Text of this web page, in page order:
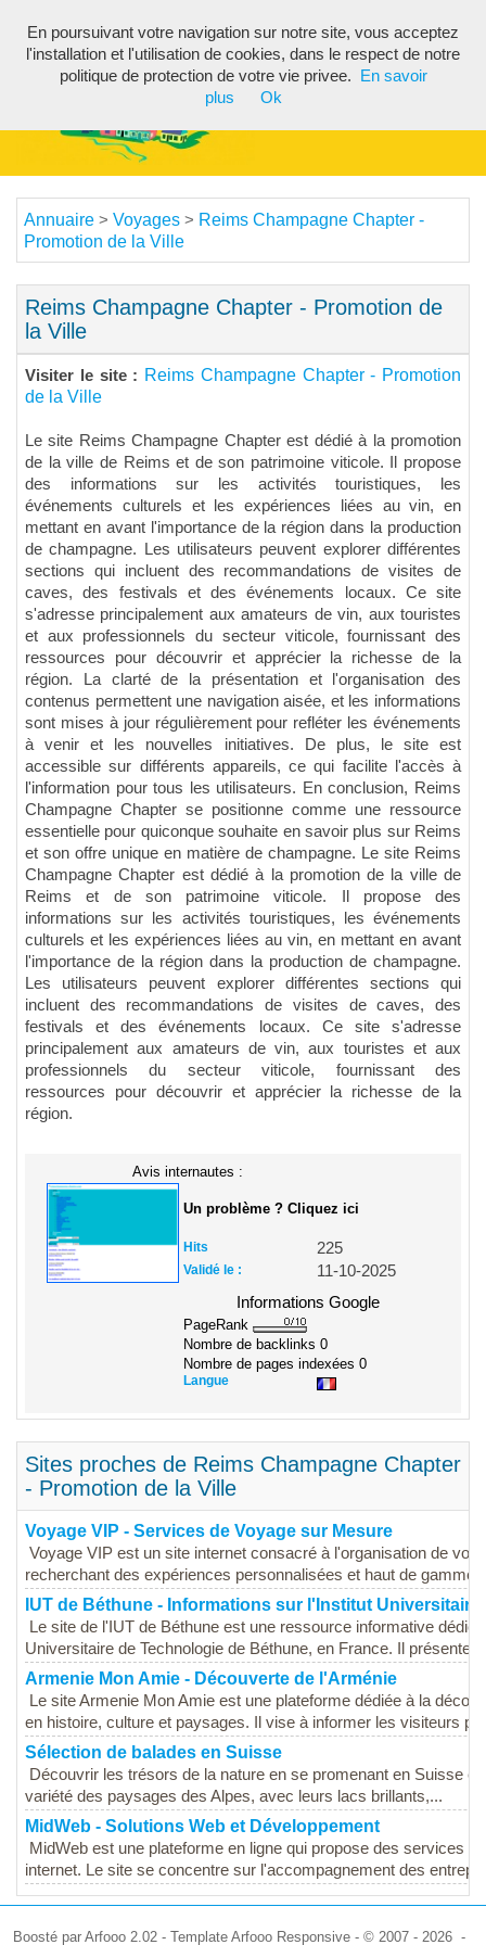
Annuaire > Voyages > Reims Champagne Chapter -
Promotion de la Ville
Reims Champagne Chapter - Promotion de
la Ville
Visiter le site : Reims Champagne Chapter - Promotion
de la Ville
Le site Reims Champagne Chapter est dédié à la promotion
de la ville de Reims et de son patrimoine viticole. Il propose
des informations sur les activités touristiques, les
événements culturels et les expériences liées au vin, en
mettant en avant l'importance de la région dans la production
de champagne. Les utilisateurs peuvent explorer différentes
sections qui incluent des recommandations de visites de
caves, des festivals et des événements locaux. Ce site
s'adresse principalement aux amateurs de vin, aux touristes
et aux professionnels du secteur viticole, fournissant des
ressources pour découvrir et apprécier la richesse de la
région. La clarté de la présentation et l'organisation des
contenus permettent une navigation aisée, et les informations
sont mises à jour régulièrement pour refléter les événements
à venir et les nouvelles initiatives. De plus, le site est
accessible sur différents appareils, ce qui facilite l'accès à
l'information pour tous les utilisateurs. En conclusion, Reims
Champagne Chapter se positionne comme une ressource
essentielle pour quiconque souhaite en savoir plus sur Reims
et son offre unique en matière de champagne. Le site Reims
Champagne Chapter est dédié à la promotion de la ville de
Reims et de son patrimoine viticole. Il propose des
informations sur les activités touristiques, les événements
culturels et les expériences liées au vin, en mettant en avant
l'importance de la région dans la production de champagne.
Les utilisateurs peuvent explorer différentes sections qui
incluent des recommandations de visites de caves, des
festivals et des événements locaux. Ce site s'adresse
principalement aux amateurs de vin, aux touristes et aux
professionnels du secteur viticole, fournissant des
ressources pour découvrir et apprécier la richesse de la
région.
Avis internautes :
Un problème ? Cliquez ici
Hits 225
Validé le :
11-10-2025
Informations Google
PageRank
Nombre de backlinks 0
Nombre de pages indexées 0
Langue
Sites proches de Reims Champagne Chapter
- Promotion de la Ville
Voyage VIP - Services de Voyage sur Mesure
Voyage VIP est un site internet consacré à l'organisation de
recherchant des expériences personnalisées et haut de gamme.
IUT de Béthune - Informations sur l'Institut
Le site de l'IUT de Béthune est une ressource informative
Universitaire de Technologie de Béthune, en France. Il présente
Armenie Mon Amie - Découverte de l'Arménie
Le site Armenie Mon Amie est une plateforme dédiée à la
en histoire, culture et paysages. Il vise à informer les visiteurs
Sélection de balades en Suisse
Découvrir les trésors de la nature en se promenant en Suisse
variété des paysages des Alpes, avec leurs lacs brillants,...
MidWeb - Solutions Web et Développement
MidWeb est une plateforme en ligne qui propose des services
internet. Le site se concentre sur l'accompagnement des
Boosté par Arfooo 2.02 - Template Arfooo Responsive - © 2007 - 2026 -
En poursuivant votre navigation sur notre site, vous acceptez
l'installation et l'utilisation de cookies, dans le respect de notre
politique de protection de votre vie privee.
En savoir
plus
Ok